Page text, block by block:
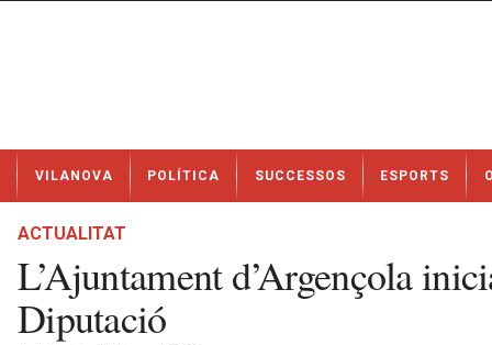
t
VILANOVA POLÍTICA SUCCESSOS ESPORTS
ACTUALITAT
L’Ajuntament d’Argençola
Diputació